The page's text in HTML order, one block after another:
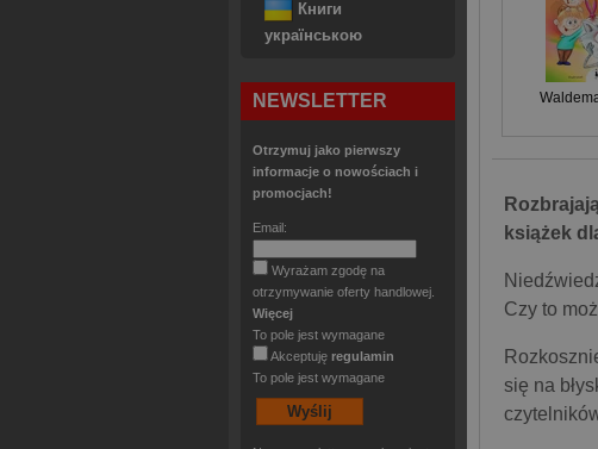
Книги
українською
NEWSLETTER
Otrzymuj jako pierwszy
informacje o nowościach i
promocjach!
Email:
Wyrażam zgodę na
otrzymywanie oferty handlowej.
Więcej
To pole jest wymagane
Akceptuję regulamin
To pole jest wymagane
książek
Czy to
się na